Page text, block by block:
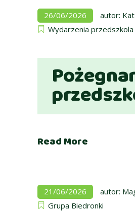
26/06/2026 autor:
Wydarzenia przedszkola
Read More
21/06/2026 autor:
Grupa Biedronki